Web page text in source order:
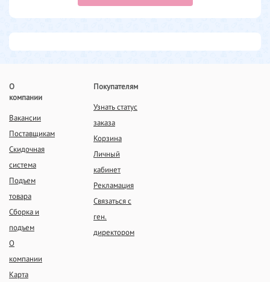
О
компании
Вакансии
Поставщикам
Скидочная
система
Подъем
товара
Сборка и
подъем
О
компании
Карта
Покупателям
Узнать статус
заказа
Корзина
Личный
кабинет
Рекламация
Связаться с
ген.
директором